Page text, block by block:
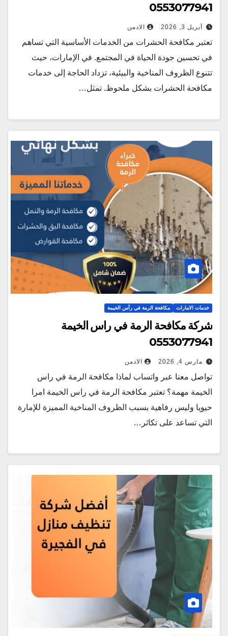
0553077941
أبريل 3, 2026 الادمن
تعتبر مكافحة الحشرات من الخدمات الأساسية التي تساهم
في تحسين جودة الحياة في المجتمع. في الإمارات، حيث
تتنوع الظروف المناخية والبيئية، تزداد الحاجة إلى خدمات
مكافحة الحشرات بشكل ملحوظ. تمثل…
خدمات الامارات مكافحة الرمة في رأس الخيمة
شركة مكافحة الرمة في راس الخيمة
0553077941
مارس 4, 2026 الادمن
تواصل معنا عبر واتساب لماذا مكافحة الرمة في راس
الخيمة مهمة؟ تعتبر مكافحة الرمة في راس الخيمة امرا
حيويا وليس رفاهية بسبب الظروف المناخية المميزة للإمارة
التي تساعد على تكاثر…